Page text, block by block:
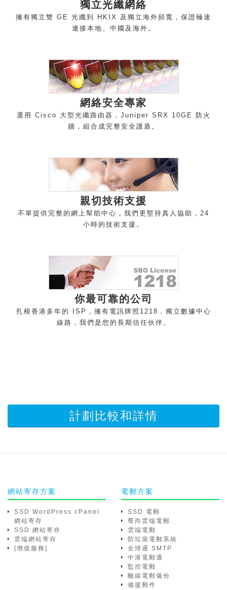
獨立光纖網絡
擁有獨立雙 GE 光纖到 HKIX 及獨立海外頻寬，保證極速
連接本地、中國及海外。
網絡安全專家
選用 Cisco 大型光纖路由器，Juniper SRX 10GE 防火
牆，組合成完整安全護 盾。
親切技術支援
不單提供完整的網上幫助中心，我們更堅持真人協助，24
小時的技術支 援。
你最可靠的公司
扎根香港多年的 ISP，擁有電訊牌照1218，獨立數據中心
線路，我們是您的長期信任伙 伴。
計劃比較和詳情
網站寄存方案
SSD WordPress cPanel
網站寄存
SSD 網站寄存
雲端網站寄存
[增值服務]
電郵方案
SSD 電郵
尊尚雲端電郵
雲端電郵
防垃圾電郵系統
全球通 SMTP
中港電郵通
監控電郵
離線電郵備份
備援郵件